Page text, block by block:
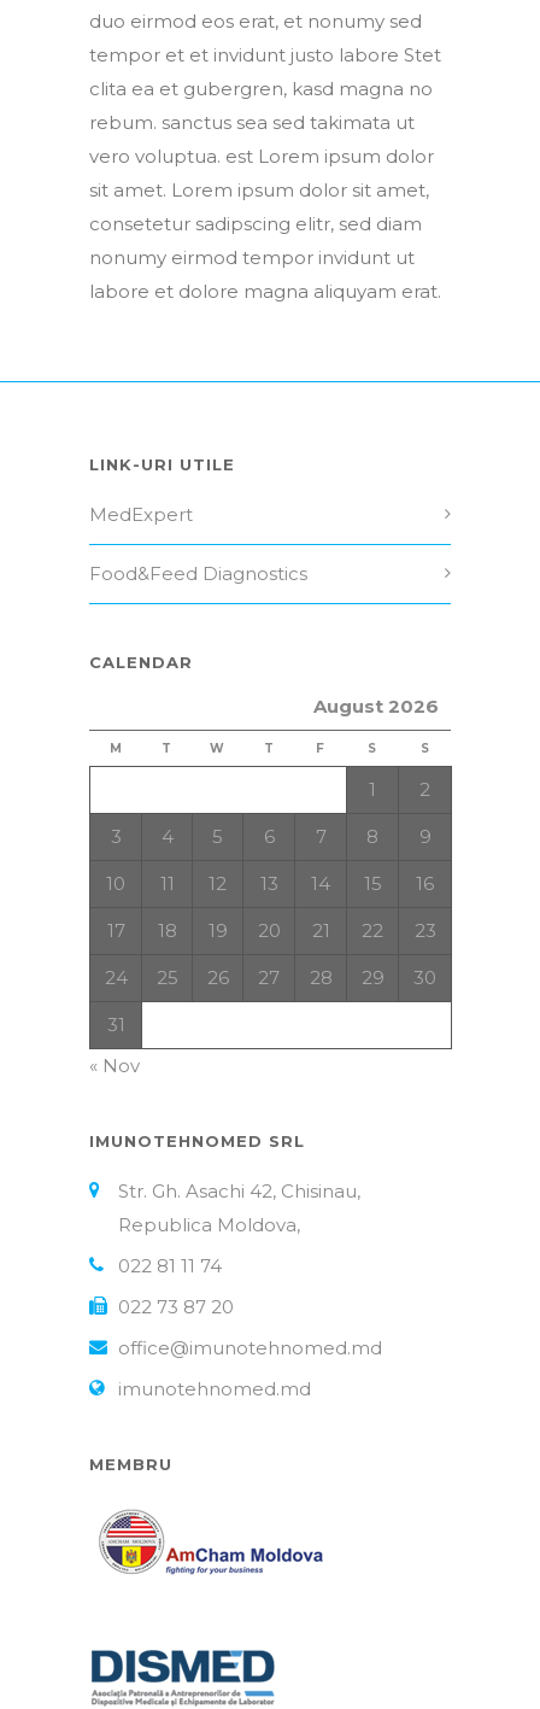
duo eirmod eos erat, et nonumy sed
tempor et et invidunt justo labore Stet
clita ea et gubergren, kasd magna no
rebum. sanctus sea sed takimata ut
vero voluptua. est Lorem ipsum dolor
sit amet. Lorem ipsum dolor sit amet,
consetetur sadipscing elitr, sed diam
nonumy eirmod tempor invidunt ut
labore et dolore magna aliquyam erat.
LINK-URI UTILE
MedExpert
Food&Feed Diagnostics
CALENDAR
August 2026
M T W T F S S
1 2
3 4 5 6 7 8 9
10 11 12 13 14 15 16
17 18 19 20 21 22 23
24 25 26 27 28 29 30
31
« Nov
IMUNOTEHNOMED SRL
Str. Gh. Asachi 42, Chisinau,
Republica Moldova,
022 81 11 74
022 73 87 20
office@imunotehnomed.md
imunotehnomed.md
MEMBRU